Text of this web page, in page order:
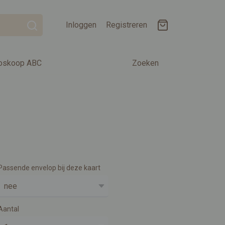
Inloggen Registreren
Zoeken
ABC
envelop bij deze kaart